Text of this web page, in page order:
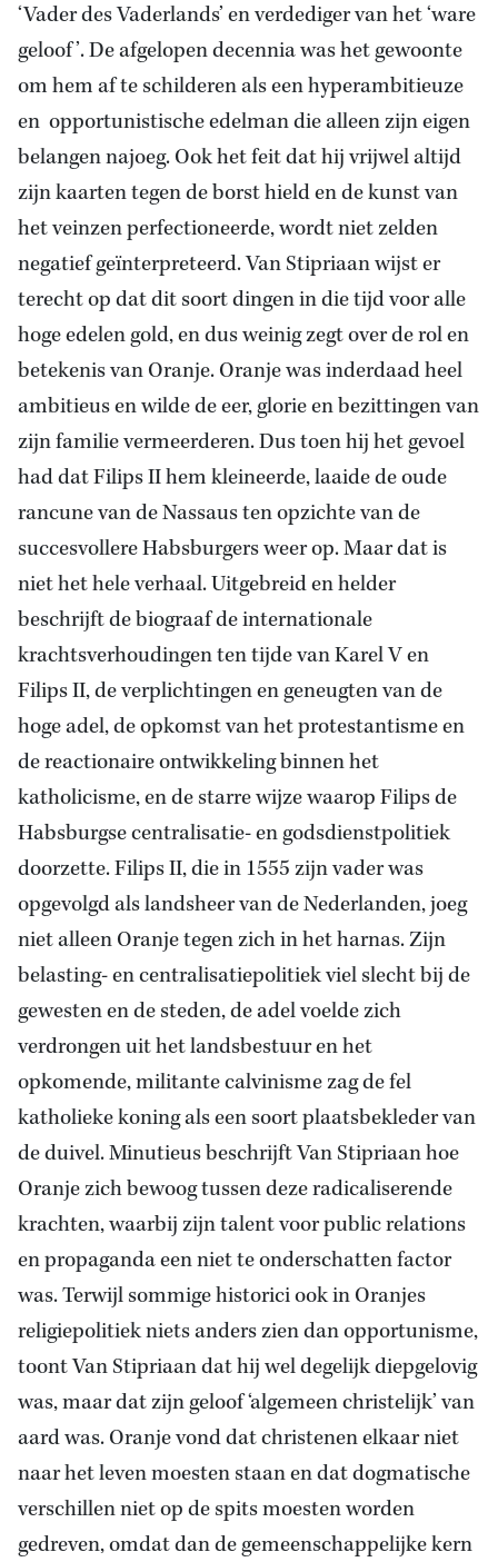
‘Vader des Vaderlands’ en verdediger van het ‘ware
geloof’. De afgelopen decennia was het gewoonte
om hem af te schilderen als een hyperambitieuze
en opportunistische edelman die alleen zijn eigen
belangen najoeg. Ook het feit dat hij vrijwel altijd
zijn kaarten tegen de borst hield en de kunst van
het veinzen perfectioneerde, wordt niet zelden
negatief geïnterpreteerd. Van Stipriaan wijst er
terecht op dat dit soort dingen in die tijd voor alle
hoge edelen gold, en dus weinig zegt over de rol en
betekenis van Oranje. Oranje was inderdaad heel
ambitieus en wilde de eer, glorie en bezittingen van
zijn familie vermeerderen. Dus toen hij het gevoel
had dat Filips II hem kleineerde, laaide de oude
rancune van de Nassaus ten opzichte van de
succesvollere Habsburgers weer op. Maar dat is
niet het hele verhaal. Uitgebreid en helder
beschrijft de biograaf de internationale
krachtsverhoudingen ten tijde van Karel V en
Filips II, de verplichtingen en geneugten van de
hoge adel, de opkomst van het protestantisme en
de reactionaire ontwikkeling binnen het
katholicisme, en de starre wijze waarop Filips de
Habsburgse centralisatie- en godsdienstpolitiek
doorzette. Filips II, die in 1555 zijn vader was
opgevolgd als landsheer van de Nederlanden, joeg
niet alleen Oranje tegen zich in het harnas. Zijn
belasting- en centralisatiepolitiek viel slecht bij de
gewesten en de steden, de adel voelde zich
verdrongen uit het landsbestuur en het
opkomende, militante calvinisme zag de fel
katholieke koning als een soort plaatsbekleder van
de duivel. Minutieus beschrijft Van Stipriaan hoe
Oranje zich bewoog tussen deze radicaliserende
krachten, waarbij zijn talent voor public relations
en propaganda een niet te onderschatten factor
was. Terwijl sommige historici ook in Oranjes
religiepolitiek niets anders zien dan opportunisme,
toont Van Stipriaan dat hij wel degelijk diepgelovig
was, maar dat zijn geloof ‘algemeen christelijk’ van
aard was. Oranje vond dat christenen elkaar niet
naar het leven moesten staan en dat dogmatische
verschillen niet op de spits moesten worden
gedreven, omdat dan de gemeenschappelijke kern